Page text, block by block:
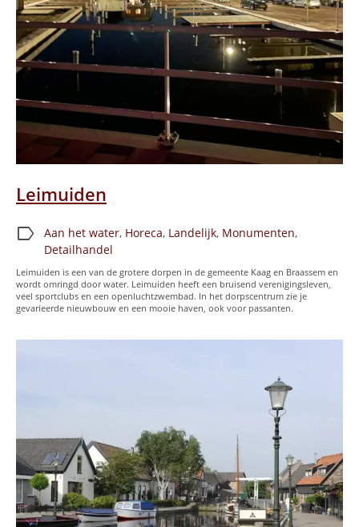
Leimuiden
label Aan het water, Horeca, Landelijk, Monumenten,
Detailhandel
Leimuiden is een van de grotere dorpen in de gemeente Kaag en Braassem en
wordt omringd door water. Leimuiden heeft een bruisend verenigingsleven,
veel sportclubs en een openluchtzwembad. In het dorpscentrum zie je
gevarieerde nieuwbouw en een mooie haven, ook voor passanten.